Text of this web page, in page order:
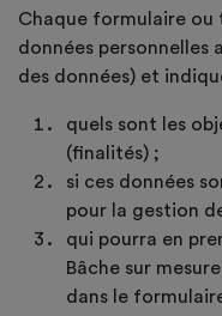
Chaque formulaire
données personnelles
des données) et
quels sont les
(finalités) ;
si ces données
pour la gestion
qui pourra en
Bâche sur
dans le